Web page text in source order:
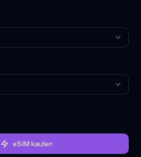
eSIM kaufen